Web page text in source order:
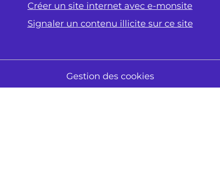
Créer un site internet avec e-monsite
Signaler un contenu illicite sur ce site
Gestion des cookies